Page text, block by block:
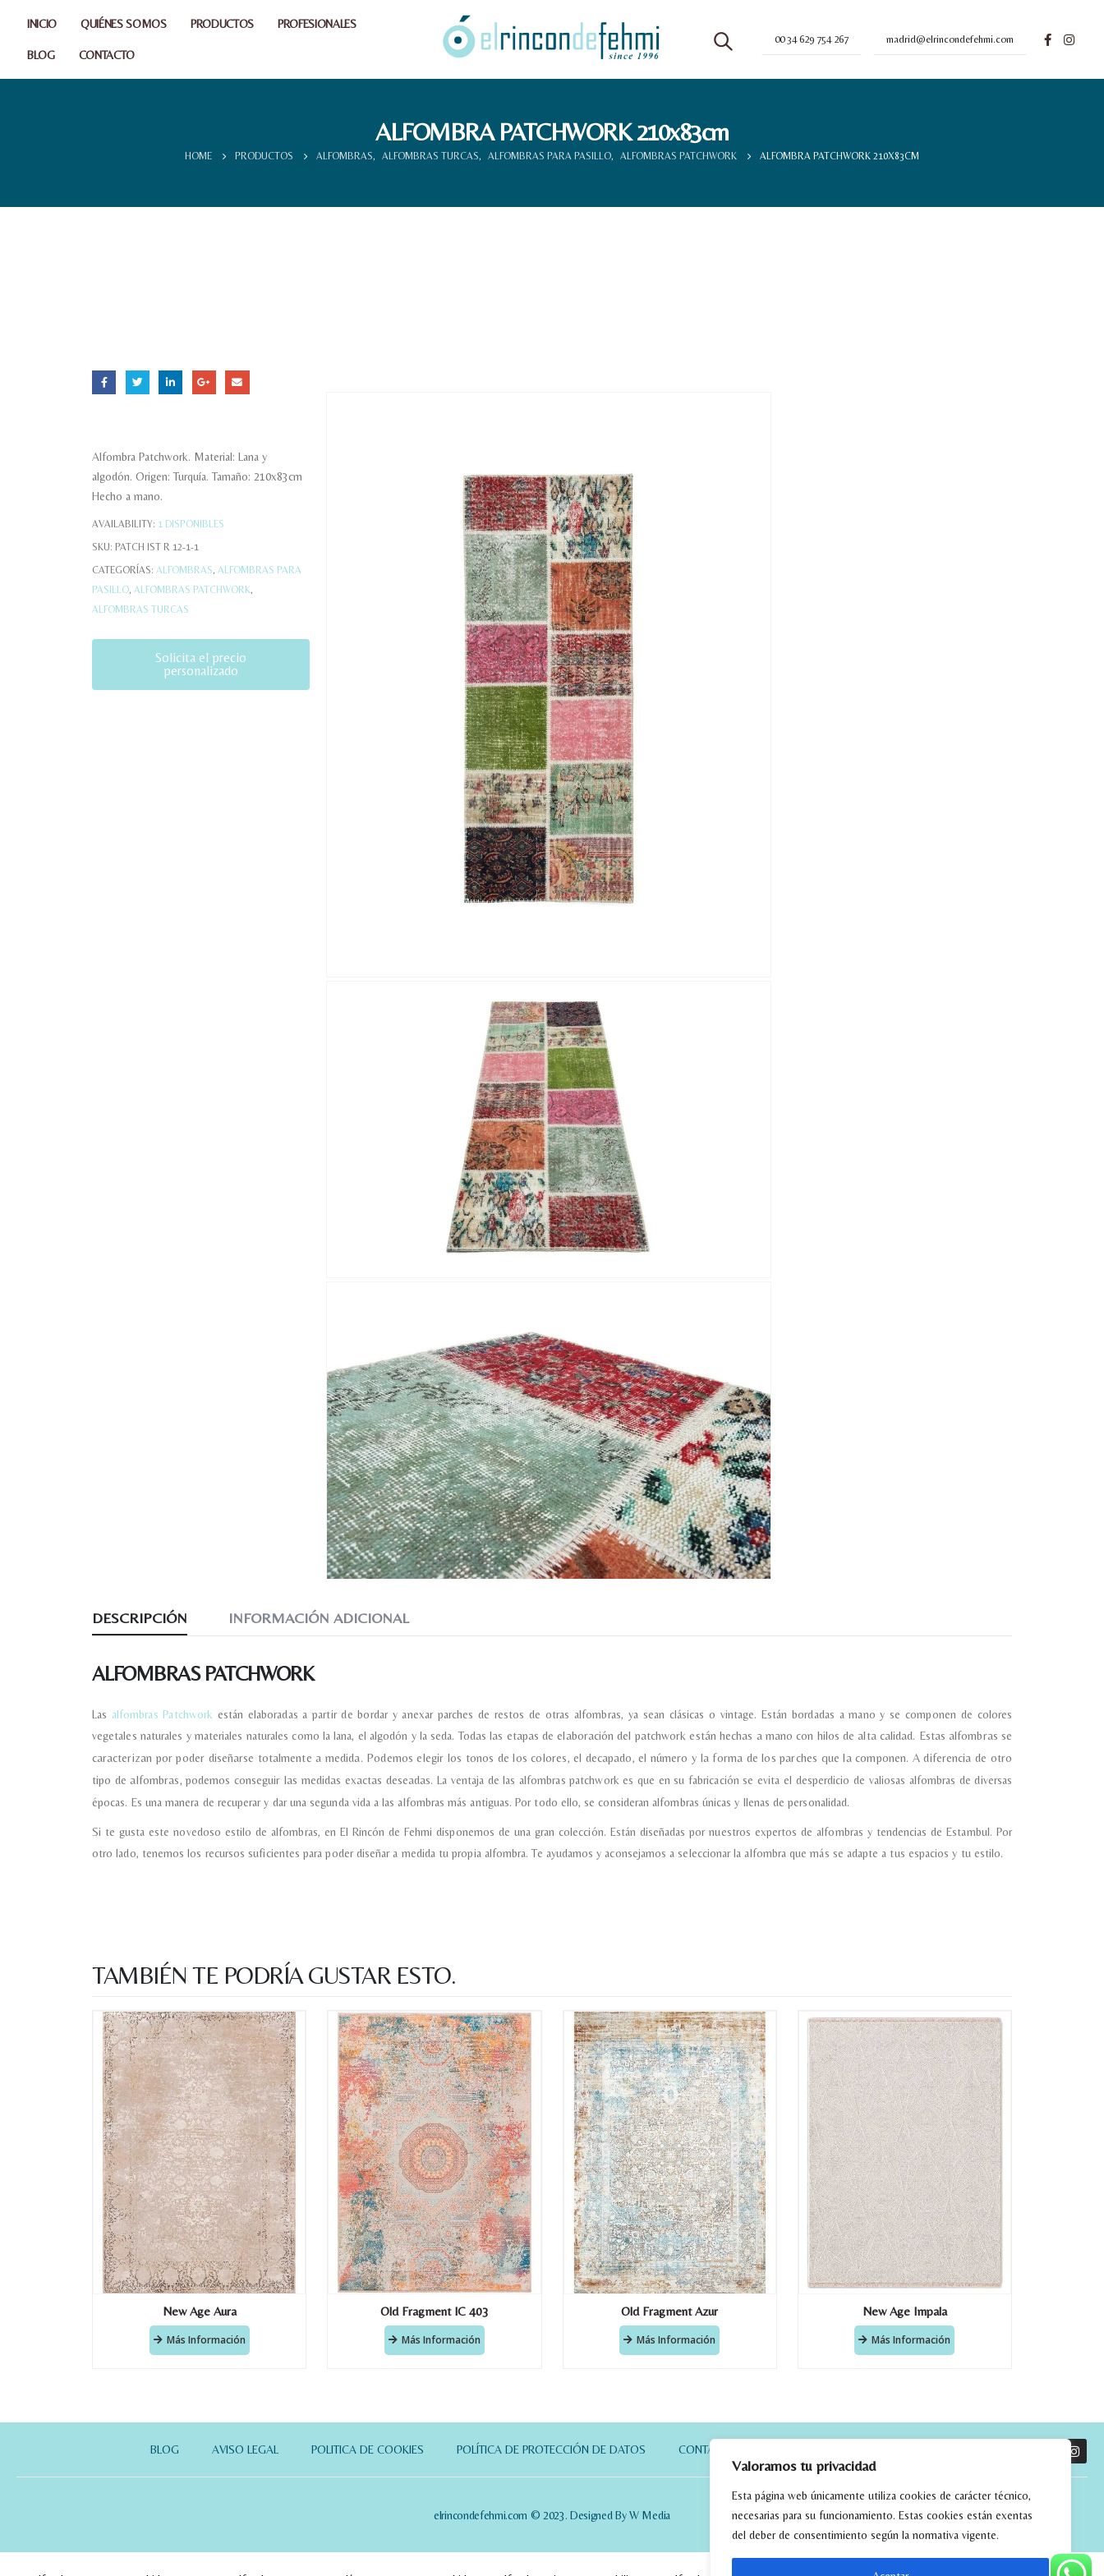
Valoramos tu privacidad
Esta página web únicamente utiliza cookies de carácter técnico,
necesarias para su funcionamiento. Estas cookies están exentas
del deber de consentimiento según la normativa vigente.
INICIO QUIÉNES SOMOS PRODUCTOS PROFESIONALES
BLOG CONTACTO
00 34 629 754 267 madrid@elrincondefehmi.com
ALFOMBRA PATCHWORK 210x83cm
HOME PRODUCTOS ALFOMBRAS, ALFOMBRAS TURCAS, ALFOMBRAS PARA PASILLO, ALFOMBRAS PATCHWORK ALFOMBRA PATCHWORK 210X83CM
Alfombra Patchwork. Material: Lana y
algodón. Origen: Turquía. Tamaño: 210x83cm
Hecho a mano.
AVAILABILITY: 1 DISPONIBLES
SKU: PATCH IST R 12-1-1
CATEGORÍAS: ALFOMBRAS, ALFOMBRAS PARA
PASILLO, ALFOMBRAS PATCHWORK,
ALFOMBRAS TURCAS
Solicita el precio
personalizado
DESCRIPCIÓN INFORMACIÓN ADICIONAL
ALFOMBRAS PATCHWORK
Las alfombras Patchwork están elaboradas a partir de bordar y anexar parches de restos de otras alfombras, ya sean clásicas o vintage. Están bordadas a mano y se componen de colores
vegetales naturales y materiales naturales como la lana, el algodón y la seda.Todas las etapas de elaboración del patchwork están hechas a mano con hilos de alta calidad. Estas alfombras se
caracterizan por poder diseñarse totalmente a medida. Podemos elegir los tonos de los colores, el decapado, el número y la forma de los parches que la componen. A diferencia de otro
tipo de alfombras, podemos conseguir las medidas exactas deseadas. La ventaja de las alfombras patchwork es que en su fabricación se evita el desperdicio de valiosas alfombras de diversas
épocas. Es una manera de recuperar y dar una segunda vida a las alfombras más antiguas. Por todo ello, se consideran alfombras únicas y llenas de personalidad.
Si te gusta este novedoso estilo de alfombras, en El Rincón de Fehmi disponemos de una gran colección. Están diseñadas por nuestros expertos de alfombras y tendencias de Estambul. Por
otro lado, tenemos los recursos suficientes para poder diseñar a medida tu propia alfombra. Te ayudamos y aconsejamos a seleccionar la alfombra que más se adapte a tus espacios y tu estilo.
TAMBIÉN TE PODRÍA GUSTAR ESTO.
New Age Aura
Más Información
Old Fragment IC 403
Más Información
Old Fragment Azur
Más Información
New Age Impala
Más Información
BLOG AVISO LEGAL POLITICA DE COOKIES POLÍTICA DE PROTECCIÓN DE DATOS CONTACTO
elrincondefehmi.com © 2023. Designed By W Media
Nombre y apellido*
Teléfono
Acuerdo RGPD*
Doy mi consentimiento para que esta web almacene la información
que envío para que puedan responder a mi petición.
Recibir mi oferta